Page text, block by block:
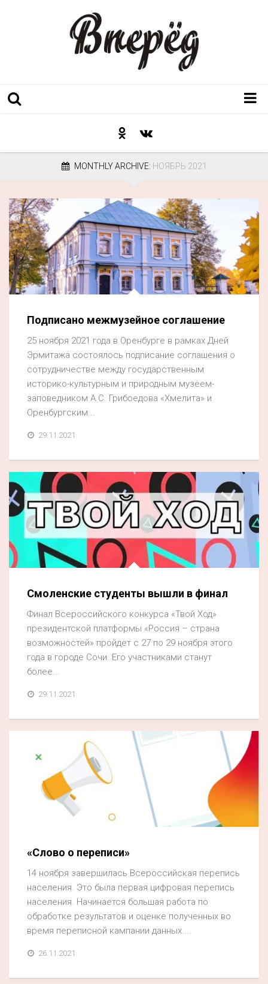
Послесловие к празднику
Неожиданный ракурс
Контакты
Люди родного края
Акция
Конкурс
Люди родного края
Национальные проекты
Память
Наши юбиляры
Перепись — 2020
MONTHLY ARCHIVE: НОЯБРЬ 2021
Подписано межмузейное соглашение
25 ноября 2021 года в Оренбурге в рамках Дней
Эрмитажа состоялось подписание соглашения о
сотрудничестве между государственным
историко-культурным и природным музеем-
заповедником А.С. Грибоедова «Хмелита» и
Оренбургским...
29.11.2021
Смоленские студенты вышли в финал
Финал Всероссийского конкурса «Твой Ход»
президентской платформы «Россия – страна
возможностей» пройдет с 27 по 29 ноября этого
года в городе Сочи. Его участниками станут
более...
29.11.2021
«Слово о переписи»
14 ноября завершилась Всероссийская перепись
населения. Это была первая цифровая перепись
населения. Начинается большая работа по
обработке результатов и оценке полученных во
время переписной кампании данных....
26.11.2021